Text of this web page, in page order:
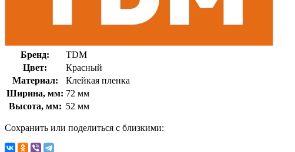
Бренд:
TDM
Цвет:
Красный
Материал:
Клейкая пленка
Ширина, мм: 72 мм
Высота, мм: 52 мм
Сохранить или поделиться с близкими: